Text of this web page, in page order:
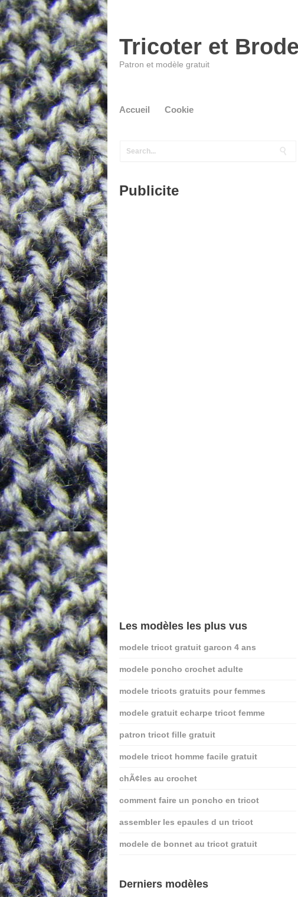
Tricoter et
Patron et modèle gratuit
Accueil Cookie
Publicite
Les modèles les plus vus
modele tricot gratuit garcon 4 ans
modele poncho crochet adulte
modele tricots gratuits pour femmes
modele gratuit echarpe tricot femme
patron tricot fille gratuit
modele tricot homme facile gratuit
chÃ¢les au crochet
comment faire un poncho en tricot
assembler les epaules d un tricot
modele de bonnet au tricot gratuit
Derniers modèles